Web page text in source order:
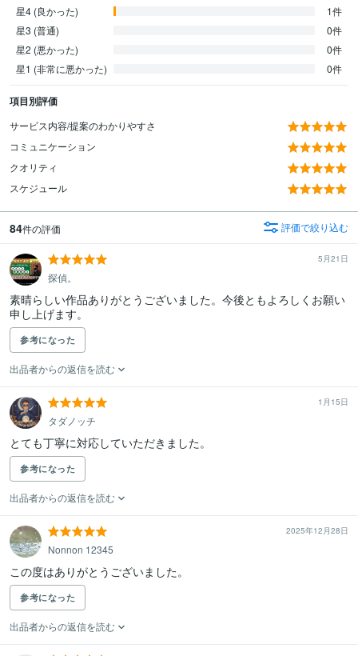
星4 (良かった)
1件
星3 (普通)
0件
星2 (悪かった)
0件
星1 (非常に悪かった)
0件
項目別評価
サービス内容/提案のわかりやすさ
コミュニケーション
クオリティ
スケジュール
84件の評価 評価で絞り込む
5月21日
探偵。
素晴らしい作品ありがとうございました。今後ともよろしくお願い
申し上げます。
参考になった
出品者からの返信を読む
1月15日
タダノッチ
とても丁寧に対応していただきました。
参考になった
出品者からの返信を読む
2025年12月28日
Nonnon 12345
この度はありがとうございました。
参考になった
出品者からの返信を読む